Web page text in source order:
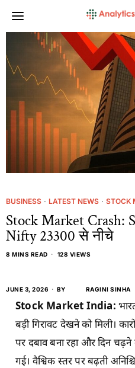
BUSINESS · LATEST NEWS · STOCK
Stock Market Crash:
Nifty 23300 से नीचे
8 MINS READ 128 VIEWS
JUNE 3, 2026 BY RAGINI SINHA
Stock Market India:
बड़ी गिरावट देखने को मिली।
पर दबाव बना रहा और दिन
गई। वैश्विक स्तर पर बढ़ती